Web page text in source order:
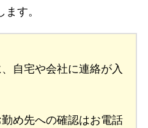
す。
自宅や会社に連絡が入
め先への確認はお電話